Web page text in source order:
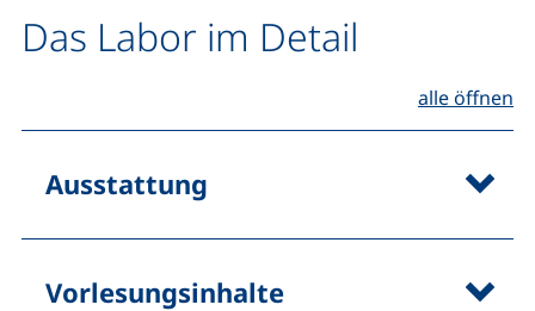
Das Labor im Detail
alle öffnen
Ausstattung
Vorlesungsinhalte